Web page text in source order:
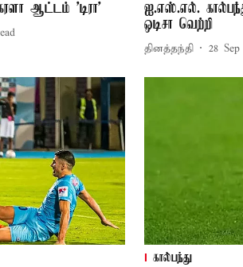
ஆட்டம் 'டிரா'
ஐ.எஸ்.எல்.
ஒடிசா வெற்றி
தினத்தந்தி 28 Sep
கால்பந்து